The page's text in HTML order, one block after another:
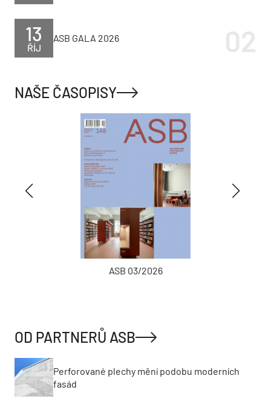
ŘÍJ
13 ASB GALA 2026
NAŠE ČASOPISY
ASB 03/2026
OD PARTNERŮ ASB
Perforované plechy mění podobu moderních
fasád